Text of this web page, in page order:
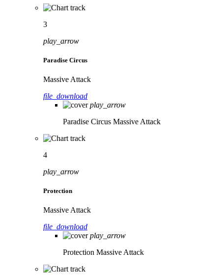
3
play_arrow
Paradise Circus
Massive Attack
file_download
play_arrow
Paradise Circus Massive Attack
4
play_arrow
Protection
Massive Attack
file_download
play_arrow
Protection Massive Attack